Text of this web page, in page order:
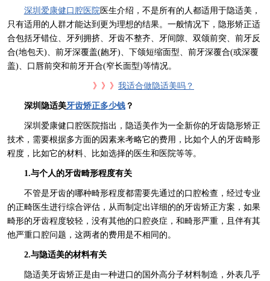
深圳爱康健口腔医院医生介绍，不是所有的人都适用于隐适美，
只有适用的人群才能达到更为理想的结果。一般情况下，隐形矫正适
合包括牙错位、牙列拥挤、牙齿不整齐、牙间隙、双颌前突、前牙反
合(地包天)、前牙深覆盖(龅牙)、下颌短缩面型、前牙深覆合(或深覆
盖)、口唇前突和前牙开合(窄长面型)等情况。
》》》 我适合做隐适美吗？
深圳隐适美牙齿矫正多少钱？
深圳爱康健口腔医院指出，隐适美作为一全新你的牙齿隐形矫正
技术，需要根据多方面的因素来考略它的费用，比如个人的牙齿畸形
程度，比如它的材料、比如选择的医生和医院等等。
1.与个人的牙齿畸形程度有关
不管是牙齿的哪种畸形程度都需要先通过的口腔检查，经过专业
的正畸医生进行综合评估，从而制定出详细的的牙齿矫正方案，如果
畸形的牙齿程度较轻，没有其他的口腔炎症，和畸形严重，且伴有其
他严重口腔问题，这两者的费用是不相同的。
2.与隐适美的材料有关
隐适美牙齿矫正是由一种进口的国外高分子材料制造，外表几乎